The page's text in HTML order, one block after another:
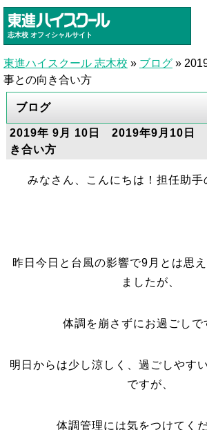
志木校 オフィシャルサイト
東進ハイスクール 志木校 » ブログ »
事との向き合い方
ブログ
2019年 9月 10日 2019年9月10日
き合い方
みなさん、こんにちは！担任助手
昨日今日と台風の影響で9月とは思
ましたが、
体調を崩さずにお過ごしで
明日からは少し涼しく、過ごしやす
ですが、
体調管理には気をつけてく